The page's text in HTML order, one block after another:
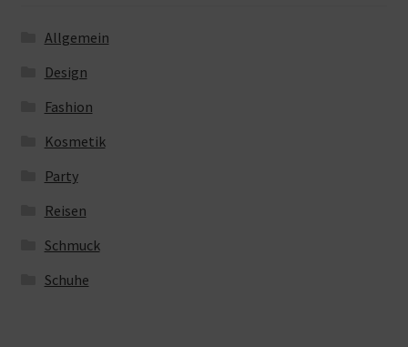
Allgemein
Design
Fashion
Kosmetik
Party
Reisen
Schmuck
Schuhe